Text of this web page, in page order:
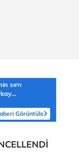
sırrı
Görüntüle